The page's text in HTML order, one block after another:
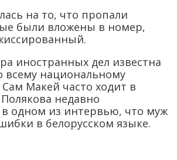
на то, что пропали
были вложены в номер,
иностранных дел известна
всему национальному
Сам Макей часто ходит в
недавно
в одном из интервью, что муж
в белорусском языке.